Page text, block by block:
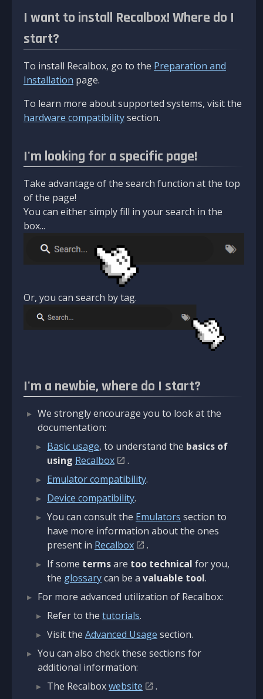
I want to install Recalbox! Where do I
start?
To install Recalbox, go to the Preparation and
Installation page.
To learn more about supported systems, visit the
hardware compatibilitysection.
I'm looking for a specific page!
Take advantage of the search function at the top
of the page!
You can either simply fill in your search in the
box...
Or, you can search by tag.
I'm a newbie, where do I start?
We strongly encourage you to look at the
documentation:
Basic usage, to understand the basics of
using Recalbox
.
Emulator compatibility.
Device compatibility.
You can consult the Emulators section to
have more information about the ones
present in Recalbox
.
If some termsare too technical for you,
the glossarycan be a valuable tool.
For more advanced utilization of Recalbox:
Refer to the tutorials.
Visit the Advanced Usage section.
You can also check these sections for
additional information:
The Recalboxwebsite
.